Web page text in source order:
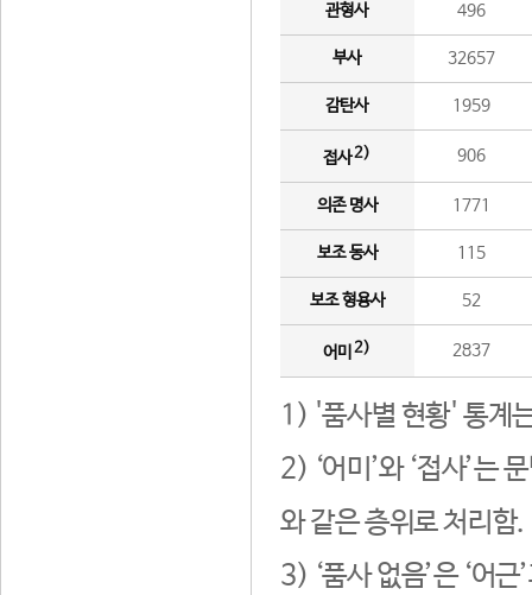
관형사 496
부사 32657
감탄사 1959
접사2) 906
의존 명사 1771
보조 동사 115
보조 형용사 52
어미 2) 2837
1) '품사별 현황' 통계
2) ‘어미’와 ‘접사’는
와 같은 층위로 처리함.
3) ‘품사 없음’은 ‘어